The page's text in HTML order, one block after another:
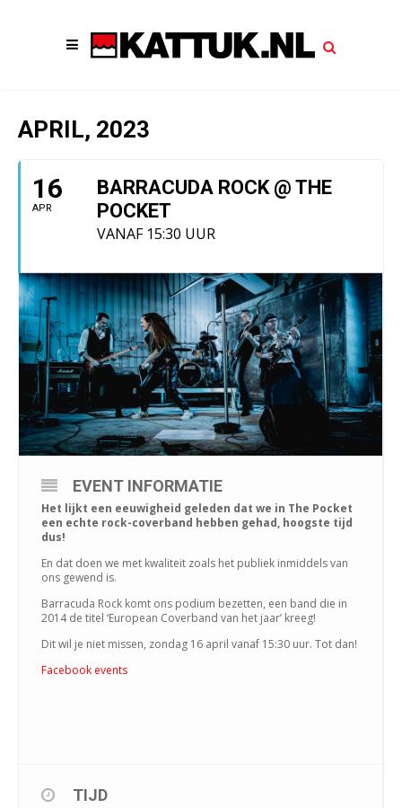
APRIL, 2023
16
APR
BARRACUDA ROCK @ THE
POCKET
VANAF 15:30 UUR
EVENT INFORMATIE
Het lijkt een eeuwigheid geleden dat we in The Pocket
een echte rock-coverband hebben gehad, hoogste tijd
dus!
En dat doen we met kwaliteit zoals het publiek inmiddels van
ons gewend is.
Barracuda Rock komt ons podium bezetten, een band die in
2014 de titel ‘European Coverband van het jaar’ kreeg!
Dit wil je niet missen, zondag 16 april vanaf 15:30 uur. Tot dan!
Facebook events
TIJD